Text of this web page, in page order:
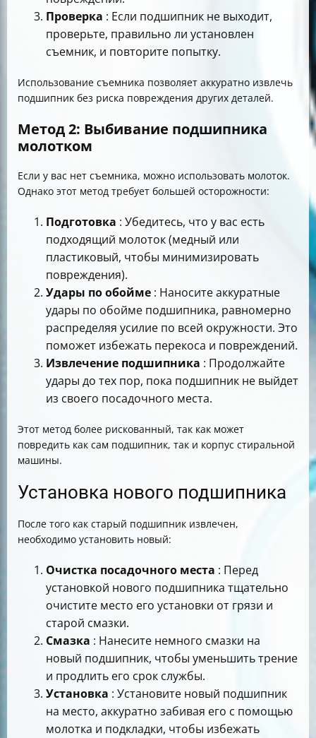
Проверка : Если подшипник не выходит,
проверьте, правильно ли установлен
съемник, и повторите попытку.
Использование съемника позволяет аккуратно извлечь
подшипник без риска повреждения других деталей.
Метод 2: Выбивание подшипника
молотком
Если у вас нет съемника, можно использовать молоток.
Однако этот метод требует большей осторожности:
Подготовка : Убедитесь, что у вас есть
подходящий молоток (медный или
пластиковый, чтобы минимизировать
повреждения).
Удары по обойме : Наносите аккуратные
удары по обойме подшипника, равномерно
распределяя усилие по всей окружности. Это
поможет избежать перекоса и повреждений.
Извлечение подшипника : Продолжайте
удары до тех пор, пока подшипник не выйдет
из своего посадочного места.
Этот метод более рискованный, так как может
повредить как сам подшипник, так и корпус стиральной
машины.
Установка нового подшипника
После того как старый подшипник извлечен,
необходимо установить новый:
Очистка посадочного места : Перед
установкой нового подшипника тщательно
очистите место его установки от грязи и
старой смазки.
Смазка : Нанесите немного смазки на
новый подшипник, чтобы уменьшить трение
и продлить его срок службы.
Установка : Установите новый подшипник
на место, аккуратно забивая его с помощью
молотка и подкладки, чтобы избежать